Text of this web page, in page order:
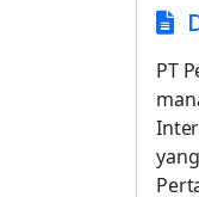
PT Pertamina Marine Solutions (PMSol) adalah perusahaan yang bergerak di bidang manajemen kru dan kapal. PMSol merupakan anak perusahaan dari PT Pertamina International Shipping (PIS). PT Pertamina Marine Solutions (PMSol) berdiri pada tahun 1988 yang dahulu dengan nama PT Peteka Karya Gapura dengan kepemilikan saham 99,98% PT Pertamina Trans Kontinental dan 0,02% PT Pertamina Marine Engineering yang berfokus pada kegiatan general trading dan freight forwarding. Sebagai anak